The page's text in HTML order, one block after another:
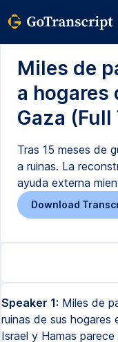
Miles de
a hogares
Gaza
Tras 15 meses de
a ruinas. La
ayuda externa
Download
Speaker 1: Miles de
ruinas de sus hogares
Israel y Hamas